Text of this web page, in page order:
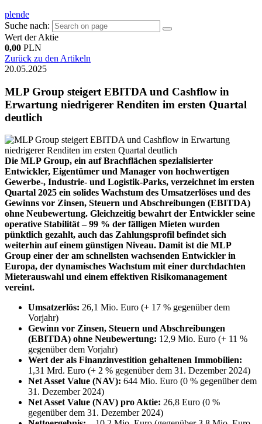
plende
Suche nach:
Wert der Aktie
0,00 PLN
Zurück zu den Artikeln
20.05.2025
MLP Group steigert EBITDA und Cashflow in
Erwartung niedrigerer Renditen im ersten Quartal
deutlich
Die MLP Group, ein auf Brachflächen spezialisierter
Entwickler, Eigentümer und Manager von hochwertigen
Gewerbe-, Industrie- und Logistik-Parks, verzeichnet im ersten
Quartal 2025 ein solides Wachstum des Umsatzerlöses und des
Gewinns vor Zinsen, Steuern und Abschreibungen (EBITDA)
ohne Neubewertung. Gleichzeitig bewahrt der Entwickler seine
operative Stabilität – 99 % der fälligen Mieten wurden
pünktlich gezahlt, auch das Zahlungsprofil befindet sich
weiterhin auf einem günstigen Niveau. Damit ist die MLP
Group einer der am schnellsten wachsenden Entwickler in
Europa, der dynamisches Wachstum mit einer durchdachten
Mieterauswahl und einem effektiven Risikomanagement
vereint.
Umsatzerlös: 26,1 Mio. Euro (+ 17 % gegenüber dem
Vorjahr)
Gewinn vor Zinsen, Steuern und Abschreibungen
(EBITDA) ohne Neubewertung: 12,9 Mio. Euro (+ 11 %
gegenüber dem Vorjahr)
Wert der als Finanzinvestition gehaltenen Immobilien:
1,31 Mrd. Euro (+ 2 % gegenüber dem 31. Dezember 2024)
Net Asset Value (NAV): 644 Mio. Euro (0 % gegenüber dem
31. Dezember 2024)
Net Asset Value (NAV) pro Aktie: 26,8 Euro (0 %
gegenüber dem 31. Dezember 2024)